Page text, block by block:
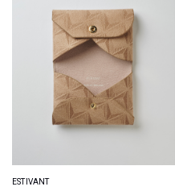
ESTIVANT